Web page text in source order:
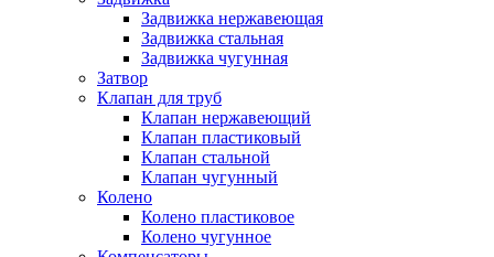
Задвижка нержавеющая
Задвижка стальная
Задвижка чугунная
Затвор
Клапан для труб
Клапан нержавеющий
Клапан пластиковый
Клапан стальной
Клапан чугунный
Колено
Колено пластиковое
Колено чугунное